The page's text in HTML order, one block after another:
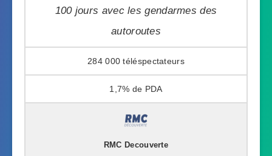
100 jours avec les gendarmes des
autoroutes
284 000
1,7%
RMC Decouverte